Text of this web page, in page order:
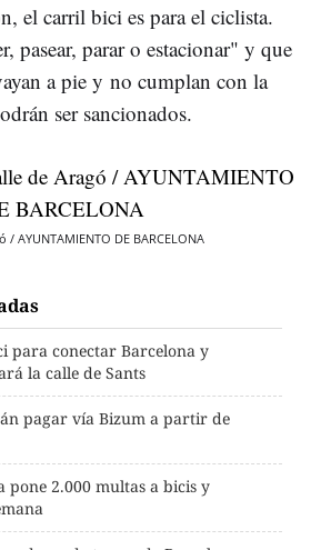
el carril bici es para el ciclista.
pasear, parar o estacionar" y que
a pie y no cumplan con la
ser sancionados.
AYUNTAMIENTO DE BARCELONA
para conectar Barcelona y
la calle de Sants
pagar vía Bizum a partir de
pone 2.000 multas a bicis y